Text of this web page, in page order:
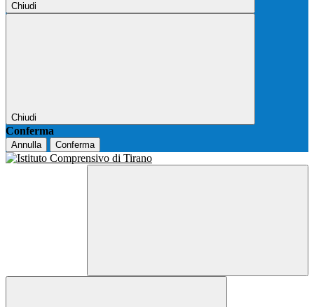
Chiudi
Chiudi
Conferma
Annulla Conferma